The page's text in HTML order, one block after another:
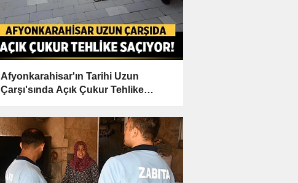
Afyonkarahisar'ın Tarihi Uzun
Çarşı'sında Açık Çukur Tehlike